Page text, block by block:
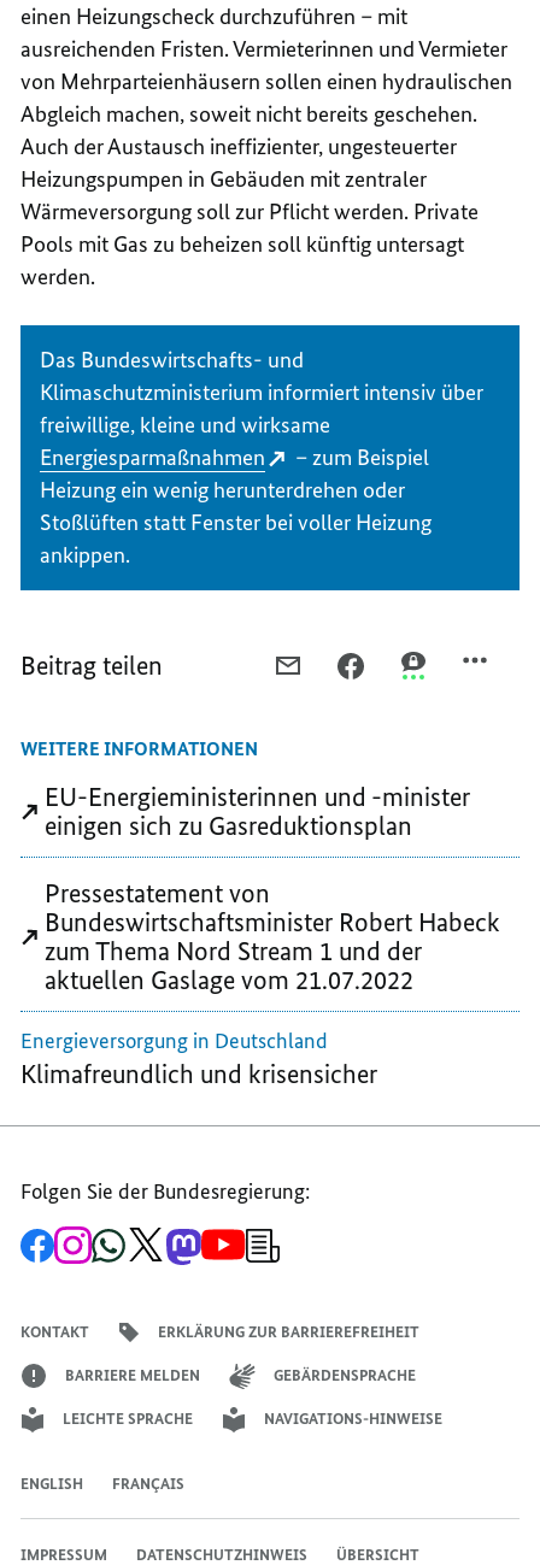
einen Heizungscheck durchzuführen – mit
ausreichenden Fristen. Vermieterinnen und Vermieter
von Mehrparteienhäusern sollen einen hydraulischen
Abgleich machen, soweit nicht bereits geschehen.
Auch der Austausch ineffizienter, ungesteuerter
Heizungspumpen in Gebäuden mit zentraler
Wärmeversorgung soll zur Pflicht werden. Private
Pools mit Gas zu beheizen soll künftig untersagt
werden.
Das Bundeswirtschafts- und
Klimaschutzministerium informiert intensiv über
freiwillige, kleine und wirksame
Energiesparmaßnahmen
–zum Beispiel
Heizung ein wenig herunterdrehen oder
Stoßlüften statt Fenster bei voller Heizung
ankippen.
Beitrag teilen
FÜR
DEN
DEN
WINTER
DEN
WEITERE INFORMATIONEN
EU-Energieministerinnen und -minister
einigen sich zu Gasreduktionsplan
Pressestatement von
Bundeswirtschaftsminister Robert Habeck
zum Thema Nord Stream 1 und der
aktuellen Gaslage vom 21.07.2022
Energieversorgung in Deutschland
Klimafreundlich und krisensicher
Folgen Sie der Bundesregierung:
Zur
Facebook-
Zum
Instagram-
Zum
WhatsApp-
Zum
X-
Zum
Mastodon-
Zum
YouTube-Anmeldung
KONTAKT ERKLÄRUNG ZUR BARRIEREFREIHEIT
BARRIERE MELDEN GEBÄRDENSPRACHE
LEICHTE SPRACHE NAVIGATIONS-HINWEISE
ENGLISH FRANÇAIS
IMPRESSUM DATENSCHUTZHINWEIS ÜBERSICHT